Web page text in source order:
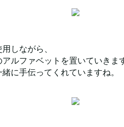
しながら、
ルファベットを置いていきま
に手伝ってくれていますね。